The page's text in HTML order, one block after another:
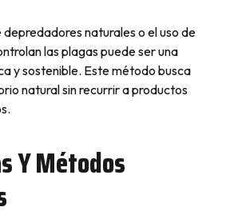
naturales o el uso de
las plagas puede ser una
y sostenible. Este método busca
natural sin recurrir a productos
Y Métodos